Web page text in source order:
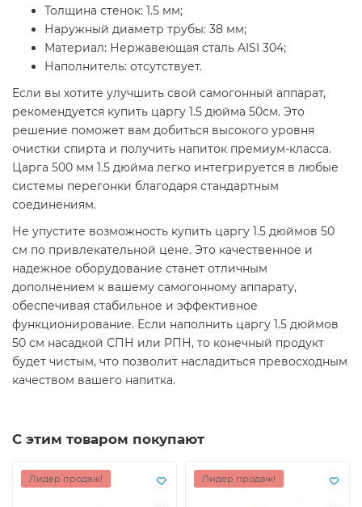
Толщина стенок: 1.5 мм;
Наружный диаметр трубы: 38 мм;
Материал: Нержавеющая сталь AISI 304;
Наполнитель: отсутствует.
Если вы хотите улучшить свой самогонный аппарат,
рекомендуется купить царгу 1.5 дюйма 50см. Это
решение поможет вам добиться высокого уровня
очистки спирта и получить напиток премиум-класса.
Царга 500 мм 1.5 дюйма легко интегрируется в любые
системы перегонки благодаря стандартным
соединениям.
Не упустите возможность купить царгу 1.5 дюймов 50
см по привлекательной цене. Это качественное и
надежное оборудование станет отличным
дополнением к вашему самогонному аппарату,
обеспечивая стабильное и эффективное
функционирование. Если наполнить царгу 1.5 дюймов
50 см насадкой СПН или РПН, то конечный продукт
будет чистым, что позволит насладиться превосходным
качеством вашего напитка.
С этим товаром покупают
Лидер продаж! Лидер продаж!